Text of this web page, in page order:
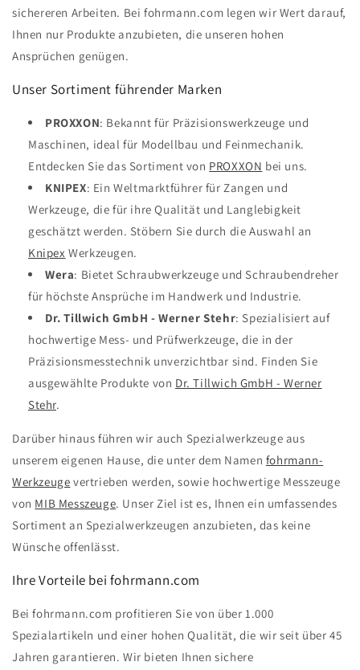
sichereren Arbeiten. Bei fohrmann.com legen wir Wert darauf,
Ihnen nur Produkte anzubieten, die unseren hohen
Ansprüchen genügen.
Unser Sortiment führender Marken
PROXXON: Bekannt für Präzisionswerkzeuge und
Maschinen, ideal für Modellbau und Feinmechanik.
Entdecken Sie das Sortiment von PROXXON bei uns.
KNIPEX: Ein Weltmarktführer für Zangen und
Werkzeuge, die für ihre Qualität und Langlebigkeit
geschätzt werden. Stöbern Sie durch die Auswahl an
Knipex Werkzeugen.
Wera: Bietet Schraubwerkzeuge und Schraubendreher
für höchste Ansprüche im Handwerk und Industrie.
Dr. Tillwich GmbH - Werner Stehr: Spezialisiert auf
hochwertige Mess- und Prüfwerkzeuge, die in der
Präzisionsmesstechnik unverzichtbar sind. Finden Sie
ausgewählte Produkte von Dr. Tillwich GmbH - Werner
Stehr.
Darüber hinaus führen wir auch Spezialwerkzeuge aus
unserem eigenen Hause, die unter dem Namen fohrmann-
Werkzeuge vertrieben werden, sowie hochwertige Messzeuge
von MIB Messzeuge. Unser Ziel ist es, Ihnen ein umfassendes
Sortiment an Spezialwerkzeugen anzubieten, das keine
Wünsche offenlässt.
Ihre Vorteile bei fohrmann.com
Bei fohrmann.com profitieren Sie von über 1.000
Spezialartikeln und einer hohen Qualität, die wir seit über 45
Jahren garantieren. Wir bieten Ihnen sichere